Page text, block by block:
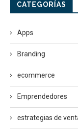
CATEGORÍAS
Apps
Branding
ecommerce
Emprendedores
estrategias de